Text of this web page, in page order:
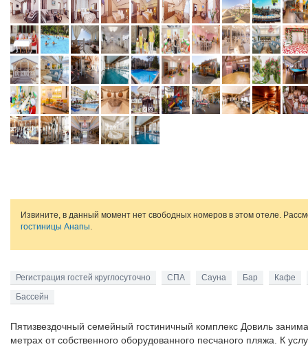
Извините, в данный момент нет свободных номеров в этом отеле.
гостиницы Анапы.
Регистрация гостей круглосуточно СПА Сауна Бар
Кафе
Бассейн
Пятизвездочный семейный гостиничный комплекс Довиль
метрах от собственного оборудованного песчаного пляжа. К